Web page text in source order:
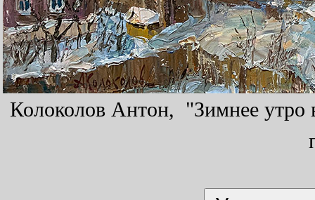
Колоколов Антон, "Зимнее утро